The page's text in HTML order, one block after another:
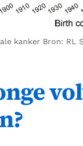
Bron: RL